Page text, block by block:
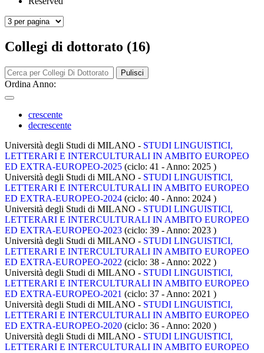
Collegi di dottorato (16)
Pulisci
Ordina Anno:
crescente
decrescente
Università degli Studi di MILANO - STUDI LINGUISTICI,
LETTERARI E INTERCULTURALI IN AMBITO EUROPEO
ED EXTRA-EUROPEO-2025 (ciclo: 41 - Anno: 2025 )
Università degli Studi di MILANO - STUDI LINGUISTICI,
LETTERARI E INTERCULTURALI IN AMBITO EUROPEO
ED EXTRA-EUROPEO-2024 (ciclo: 40 - Anno: 2024 )
Università degli Studi di MILANO - STUDI LINGUISTICI,
LETTERARI E INTERCULTURALI IN AMBITO EUROPEO
ED EXTRA-EUROPEO-2023 (ciclo: 39 - Anno: 2023 )
Università degli Studi di MILANO - STUDI LINGUISTICI,
LETTERARI E INTERCULTURALI IN AMBITO EUROPEO
ED EXTRA-EUROPEO-2022 (ciclo: 38 - Anno: 2022 )
Università degli Studi di MILANO - STUDI LINGUISTICI,
LETTERARI E INTERCULTURALI IN AMBITO EUROPEO
ED EXTRA-EUROPEO-2021 (ciclo: 37 - Anno: 2021 )
Università degli Studi di MILANO - STUDI LINGUISTICI,
LETTERARI E INTERCULTURALI IN AMBITO EUROPEO
ED EXTRA-EUROPEO-2020 (ciclo: 36 - Anno: 2020 )
Università degli Studi di MILANO - STUDI LINGUISTICI,
LETTERARI E INTERCULTURALI IN AMBITO EUROPEO